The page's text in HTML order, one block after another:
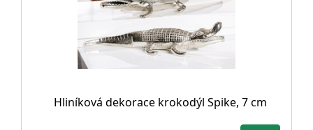
Hliníková dekorace krokodýl Spike, 7 cm